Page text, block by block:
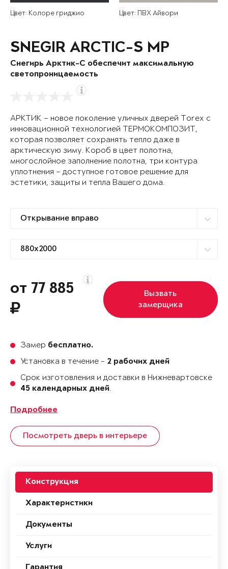
Цвет: Колоре гриджио Цвет: ПВХ Айвори
SNEGIR ARCTIC-S MP
Снегирь Арктик-С обеспечит максимальную
светопроницаемость
АРКТИК – новое поколение уличных дверей Torex с
инновационной технологией ТЕРМОКОМПОЗИТ,
которая позволяет сохранять тепло даже в
арктическую зиму. Короб в цвет полотна,
многослойное заполнение полотна, три контура
уплотнения – доступное готовое решение для
эстетики, защиты и тепла Вашего дома.
от 77 885
Вызвать
замерщика
Замер бесплатно.
Установка в течение - 2 рабочих дней
Срок изготовления и доставки в Нижневартовске
45 календарных дней.
Подробнее
Посмотреть дверь в интерьере
Конструкция
Характеристики
Документы
Услуги